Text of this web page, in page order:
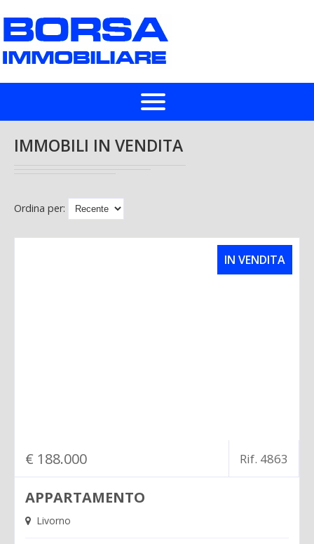
IN AFFITTO
IMMOBILI IN VENDITA
Ordina per:
IN VENDITA
€ 188.000 Rif. 4863
APPARTAMENTO
Livorno